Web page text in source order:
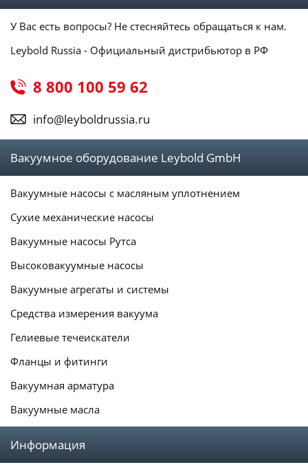
У Вас есть вопросы? Не стесняйтесь обращаться к нам.
Leybold Russia - Официальный дистрибьютор в РФ
8 800 100 59 62
info@leyboldrussia.ru
Вакуумное оборудование Leybold GmbH
Вакуумные насосы с масляным уплотнением
Сухие механические насосы
Вакуумные насосы Рутса
Высоковакуумные насосы
Вакуумные агрегаты и системы
Средства измерения вакуума
Гелиевые течеискатели
Фланцы и фитинги
Вакуумная арматура
Вакуумные масла
Информация